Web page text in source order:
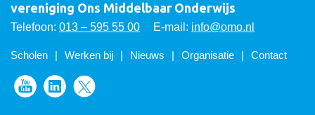
vereniging Ons Middelbaar Onderwijs
Telefoon: 013 – 595 55 00 E-mail: info@omo.nl
Scholen Werken bij Nieuws Organisatie Contact
Volg ons op Youtube
Volg ons op LinkedIn